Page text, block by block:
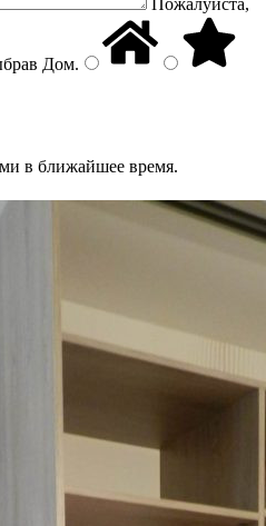
Пожалуйста,
Дом.
в ближайшее время.